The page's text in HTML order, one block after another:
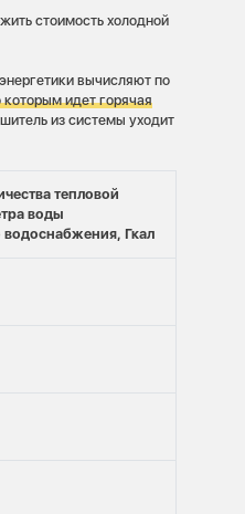
стоимость холодной
вычисляют по
которым идет горячая
из системы уходит
тепловой
воды
водоснабжения, Гкал